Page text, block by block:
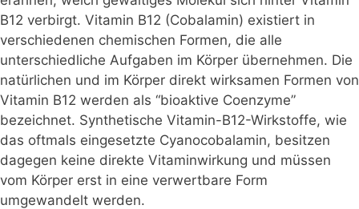
B12 verbirgt. Vitamin B12 (Cobalamin) existiert in
verschiedenen chemischen Formen, die alle
unterschiedliche Aufgaben im Körper übernehmen. Die
natürlichen und im Körper direkt wirksamen Formen von
Vitamin B12 werden als “bioaktive Coenzyme”
bezeichnet. Synthetische Vitamin-B12-Wirkstoffe, wie
das oftmals eingesetzte Cyanocobalamin, besitzen
dagegen keine direkte Vitaminwirkung und müssen
vom Körper erst in eine verwertbare Form
umgewandelt werden.